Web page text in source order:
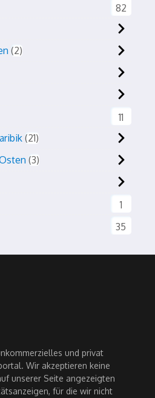
82
2
11
21
3
1
35
und privat
Wir akzeptieren keine
unserer Seite angezeigten
für die wir nicht